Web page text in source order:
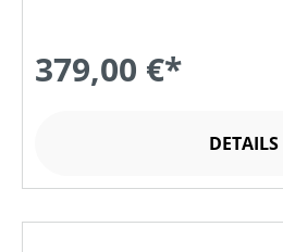
379,00 €*
DETAILS